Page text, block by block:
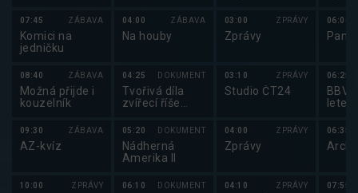
07:45 ZÁBAVA
Komici na
jedničku
08:40 ZÁBAVA
Možná přijde i
kouzelník
09:30 ZÁBAVA
AZ-kvíz
10:00 ZPRÁVY
jazyce
04:00 ZÁBAVA
Na houby
04:25 DOKUMENT
Tvořivá díla
zvířecí říše
05:20 DOKUMENT
Nádherná
Amerika II
06:10 DOKUMENT
03:00 ZPRÁVY
Zprávy
03:10 ZPRÁVY
Studio ČT24
04:00 ZPRÁVY
Zprávy
04:10 ZPRÁVY
06:00
06:25
BBV
06:35
07:55